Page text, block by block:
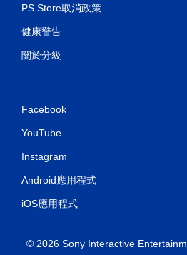
PS Store取消政策
健康警告
關於分級
Facebook
YouTube
Instagram
Android應用程式
iOS應用程式
© 2026 Sony Interactive